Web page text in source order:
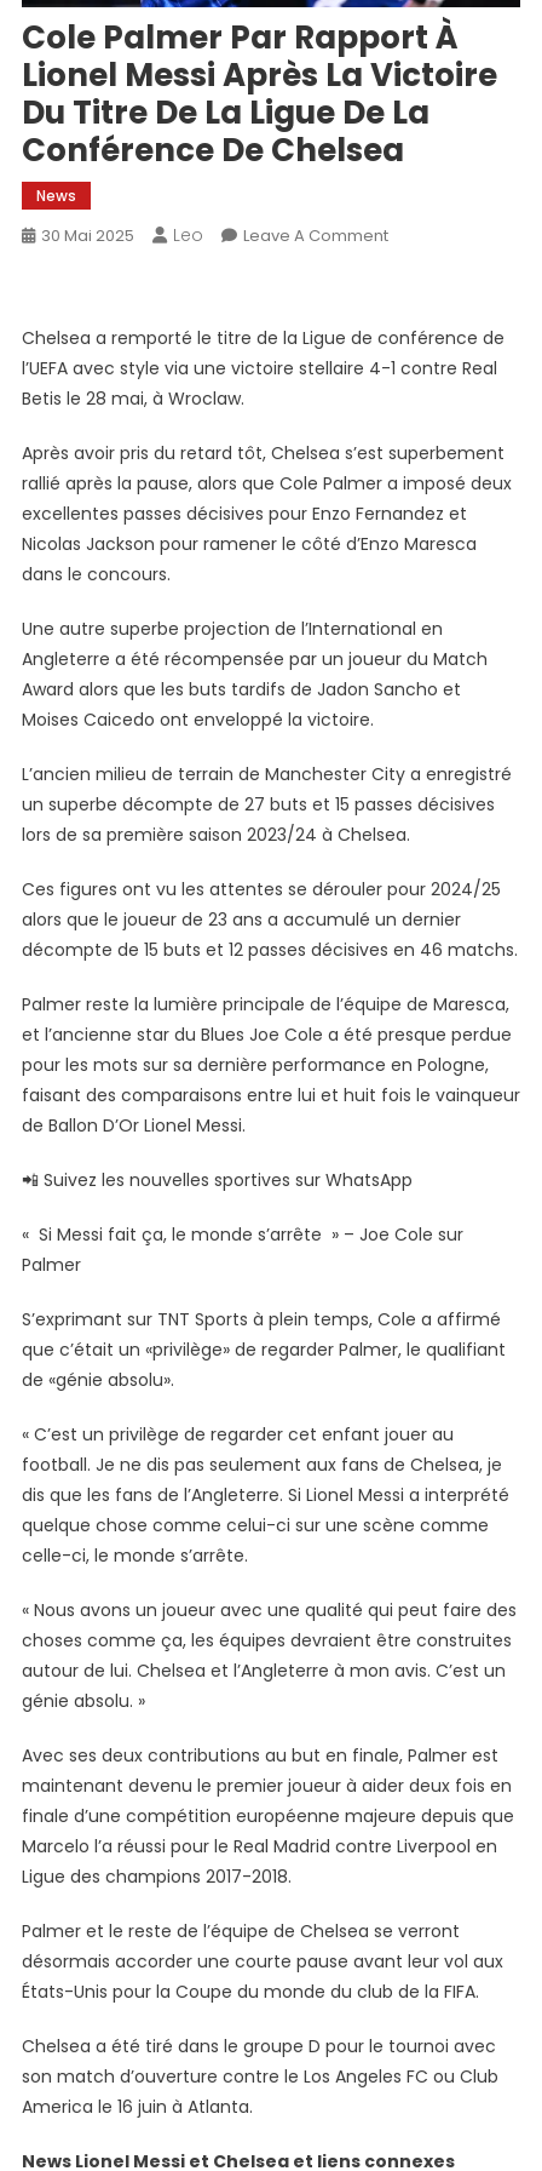
Cole Palmer Par Rapport À
Lionel Messi Après La Victoire
Du Titre De La Ligue De La
Conférence De Chelsea
News
30 Mai 2025 Leo Leave A CommentOn
Rapport
À
Après
La
Victoire
Du
La
Ligue
De
De
Chelsea
Chelsea a remporté le titre de la Ligue de conférence de
l’UEFA avec style via une victoire stellaire 4-1 contre Real
Betis le 28 mai, à Wroclaw.
Après avoir pris du retard tôt, Chelsea s’est superbement
rallié après la pause, alors que Cole Palmer a imposé deux
excellentes passes décisives pour Enzo Fernandez et
Nicolas Jackson pour ramener le côté d’Enzo Maresca
dans le concours.
Une autre superbe projection de l’International en
Angleterre a été récompensée par un joueur du Match
Award alors que les buts tardifs de Jadon Sancho et
Moises Caicedo ont enveloppé la victoire.
L’ancien milieu de terrain de Manchester City a enregistré
un superbe décompte de 27 buts et 15 passes décisives
lors de sa première saison 2023/24 à Chelsea.
Ces figures ont vu les attentes se dérouler pour 2024/25
alors que le joueur de 23 ans a accumulé un dernier
décompte de 15 buts et 12 passes décisives en 46 matchs.
Palmer reste la lumière principale de l’équipe de Maresca,
et l’ancienne star du Blues Joe Cole a été presque perdue
pour les mots sur sa dernière performance en Pologne,
faisant des comparaisons entre lui et huit fois le vainqueur
de Ballon D’Or Lionel Messi.
📲 Suivez les nouvelles sportives sur WhatsApp
« Si Messi fait ça, le monde s’arrête » – Joe Cole sur
Palmer
S’exprimant sur TNT Sports à plein temps, Cole a affirmé
que c’était un «privilège» de regarder Palmer, le qualifiant
de «génie absolu».
« C’est un privilège de regarder cet enfant jouer au
football. Je ne dis pas seulement aux fans de Chelsea, je
dis que les fans de l’Angleterre. Si Lionel Messi a interprété
quelque chose comme celui-ci sur une scène comme
celle-ci, le monde s’arrête.
« Nous avons un joueur avec une qualité qui peut faire des
choses comme ça, les équipes devraient être construites
autour de lui. Chelsea et l’Angleterre à mon avis. C’est un
génie absolu. »
Avec ses deux contributions au but en finale, Palmer est
maintenant devenu le premier joueur à aider deux fois en
finale d’une compétition européenne majeure depuis que
Marcelo l’a réussi pour le Real Madrid contre Liverpool en
Ligue des champions 2017-2018.
Palmer et le reste de l’équipe de Chelsea se verront
désormais accorder une courte pause avant leur vol aux
États-Unis pour la Coupe du monde du club de la FIFA.
Chelsea a été tiré dans le groupe D pour le tournoi avec
son match d’ouverture contre le Los Angeles FC ou Club
America le 16 juin à Atlanta.
News Lionel Messi et Chelsea et liens connexes